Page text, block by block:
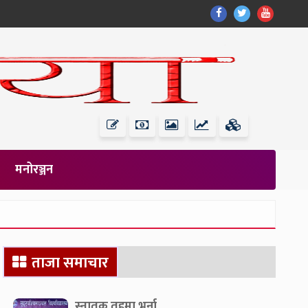
Find
Us
Facebook
Find
Us
Find
Us
मनोरञ्जन
Secondary
Sidebarताजा समाचार